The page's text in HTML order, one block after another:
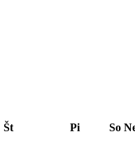
Št Pi So